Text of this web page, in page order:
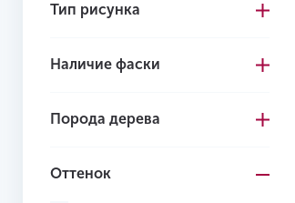
Тип рисунка
Наличие фаски
Порода дерева
Оттенок